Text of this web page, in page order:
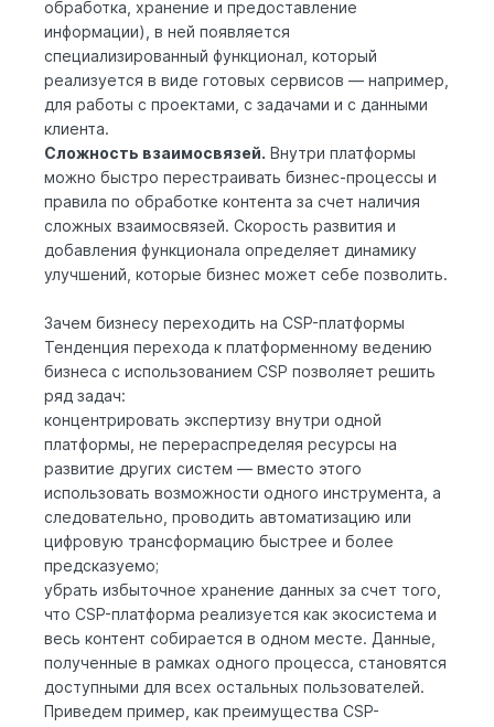
обработка, хранение и предоставление
информации), в ней появляется
специализированный функционал, который
реализуется в виде готовых сервисов — например,
для работы с проектами, с задачами и с данными
клиента.
Сложность взаимосвязей. Внутри платформы
можно быстро перестраивать бизнес-процессы и
правила по обработке контента за счет наличия
сложных взаимосвязей. Скорость развития и
добавления функционала определяет динамику
улучшений, которые бизнес может себе позволить.
Зачем бизнесу переходить на CSP-платформы
Тенденция перехода к платформенному ведению
бизнеса с использованием CSP позволяет решить
ряд задач:
концентрировать экспертизу внутри одной
платформы, не перераспределяя ресурсы на
развитие других систем — вместо этого
использовать возможности одного инструмента, а
следовательно, проводить автоматизацию или
цифровую трансформацию быстрее и более
предсказуемо;
убрать избыточное хранение данных за счет того,
что CSP-платформа реализуется как экосистема и
весь контент собирается в одном месте. Данные,
полученные в рамках одного процесса, становятся
доступными для всех остальных пользователей.
Приведем пример, как преимущества CSP-